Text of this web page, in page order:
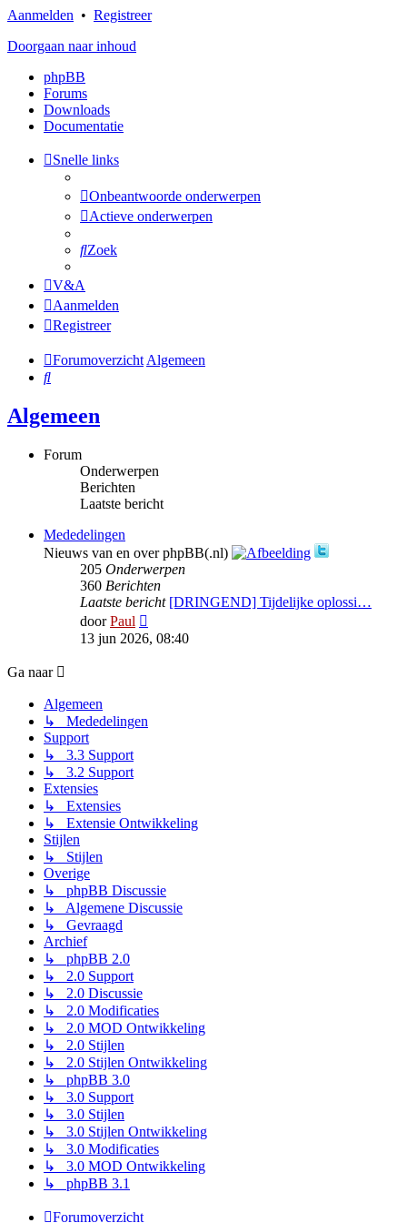
Aanmelden • Registreer
Doorgaan naar inhoud
phpBB
Forums
Downloads
Documentatie
Snelle links
Onbeantwoorde onderwerpen
Actieve onderwerpen
Zoek
V&A
Aanmelden
Registreer
Forumoverzicht Algemeen
Zoek
Algemeen
Forum
Onderwerpen
Berichten
Laatste bericht
Mededelingen
Nieuws van en over phpBB(.nl)
205 Onderwerpen
360 Berichten
Laatste bericht [DRINGEND] Tijdelijke oplossi…
doorPaul
laatste
bericht
13 jun 2026, 08:40
Ga naar
Algemeen
↳ Mededelingen
Support
↳ 3.3 Support
↳ 3.2 Support
Extensies
↳ Extensies
↳ Extensie Ontwikkeling
Stijlen
↳ Stijlen
Overige
↳ phpBB Discussie
↳ Algemene Discussie
↳ Gevraagd
Archief
↳ phpBB 2.0
↳ 2.0 Support
↳ 2.0 Discussie
↳ 2.0 Modificaties
↳ 2.0 MOD Ontwikkeling
↳ 2.0 Stijlen
↳ 2.0 Stijlen Ontwikkeling
↳ phpBB 3.0
↳ 3.0 Support
↳ 3.0 Stijlen
↳ 3.0 Stijlen Ontwikkeling
↳ 3.0 Modificaties
↳ 3.0 MOD Ontwikkeling
↳ phpBB 3.1
Forumoverzicht